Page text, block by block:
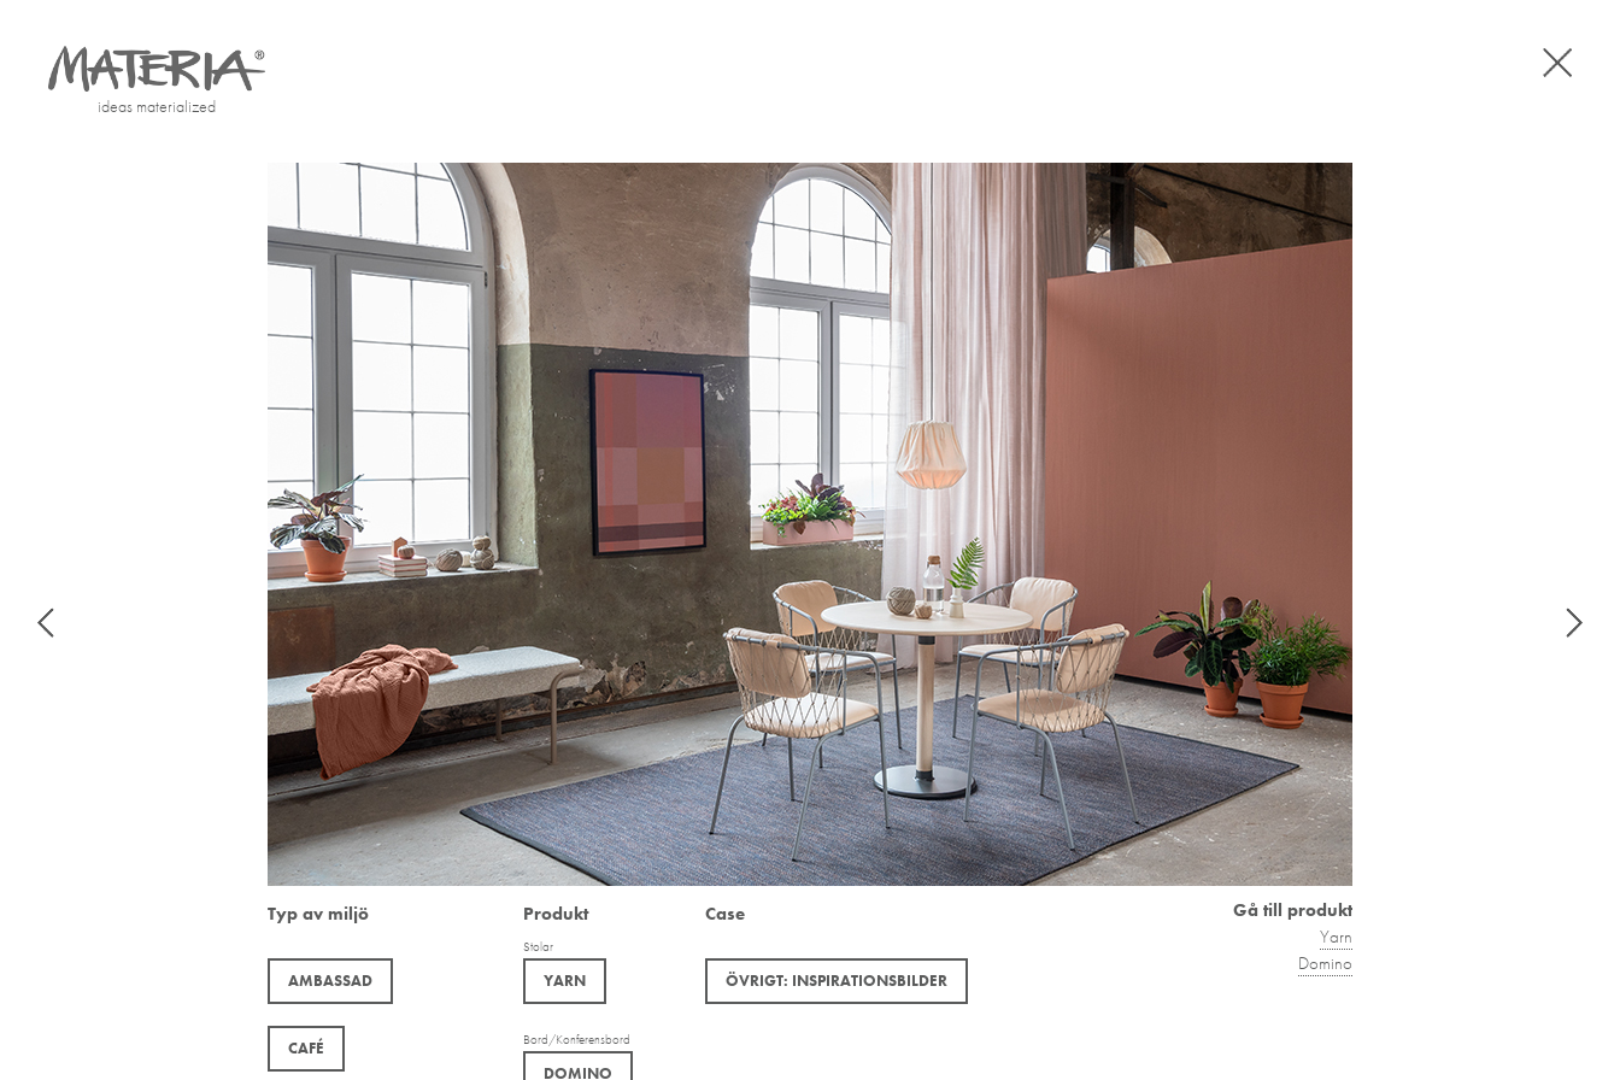
ideas materialized
Typ av miljö
AMBASSAD
CAFÉ
Produkt
Stolar
YARN
Bord/Konferensbord
DOMINO
Case
ÖVRIGT: INSPIRATIONSBILDER
Gå till produkt
Yarn
Domino